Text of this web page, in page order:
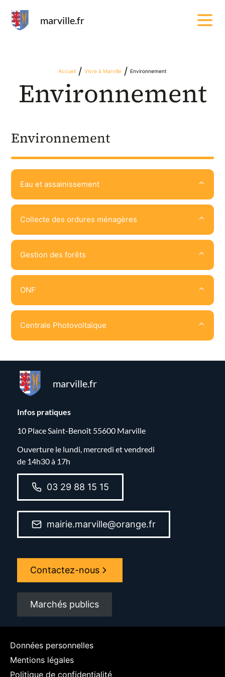
marville.fr
Accueil / Vivre à Marville / Environnement
Environnement
Environnement
Eau et assainissement
Collecte des ordures ménagères
Gestion des forêts
ONF
Centrale Photovoltaïque
marville.fr
Infos pratiques
10 Place Saint-Benoît 55600 Marville
Ouverture le lundi, mercredi et vendredi
de 14h30 à 17h
03 29 88 15 15
mairie.marville@orange.fr
Contactez-nous
Marchés publics
Données personnelles
Mentions légales
Politique de confidentialité